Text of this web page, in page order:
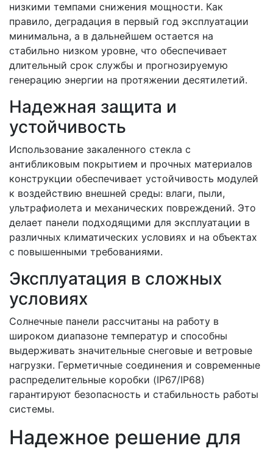
низкими темпами снижения мощности. Как
правило, деградация в первый год эксплуатации
минимальна, а в дальнейшем остается на
стабильно низком уровне, что обеспечивает
длительный срок службы и прогнозируемую
генерацию энергии на протяжении десятилетий.
Надежная защита и
устойчивость
Использование закаленного стекла с
антибликовым покрытием и прочных материалов
конструкции обеспечивает устойчивость модулей
к воздействию внешней среды: влаги, пыли,
ультрафиолета и механических повреждений. Это
делает панели подходящими для эксплуатации в
различных климатических условиях и на объектах
с повышенными требованиями.
Эксплуатация в сложных
условиях
Солнечные панели рассчитаны на работу в
широком диапазоне температур и способны
выдерживать значительные снеговые и ветровые
нагрузки. Герметичные соединения и современные
распределительные коробки (IP67/IP68)
гарантируют безопасность и стабильность работы
системы.
Надежное решение для